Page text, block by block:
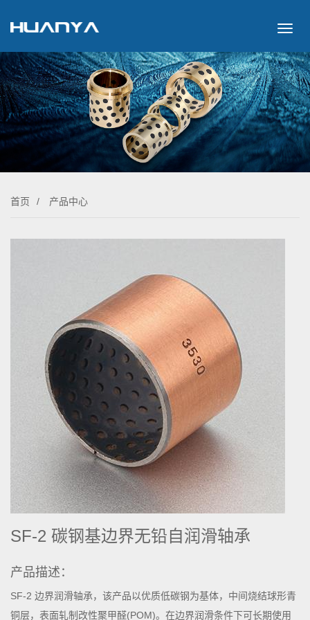
切
导
航
首页 / 产品中心
SF-2 碳钢基边界无铅自润滑轴承
产品描述：
SF-2 边界润滑轴承，该产品以优质低碳钢为基体，中间烧结球形青
铜层，表面轧制改性聚甲醛(POM)。在边界润滑条件下可长期使用